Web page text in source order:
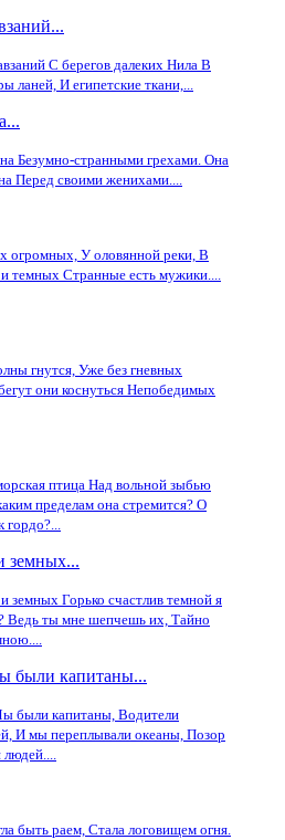
С берегов далеких Нила В
ланей, И египетские ткани,...
Безумно-странными грехами. Она
Перед своими женихами....
огромных, У оловянной реки, В
темных Странные есть мужики....
гнутся, Уже без гневных
они коснуться Непобедимых
птица Над вольной зыбью
пределам она стремится? О
гордо?...
земных...
земных Горько счастлив темной я
Ведь ты мне шепчешь их, Тайно
были капитаны...
были капитаны, Водители
И мы переплывали океаны, Позор
людей....
быть раем, Стала логовищем огня.